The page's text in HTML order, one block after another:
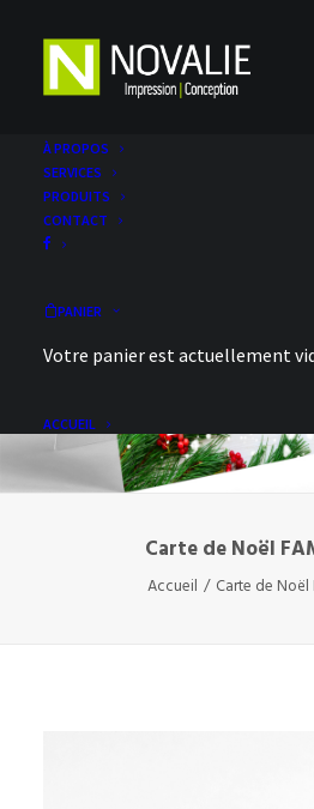
À PROPOS
SERVICES
PRODUITS
CONTACT
PANIER
Votre panier est actuellement
ACCUEIL
Carte de Noël
Accueil Carte de Noël